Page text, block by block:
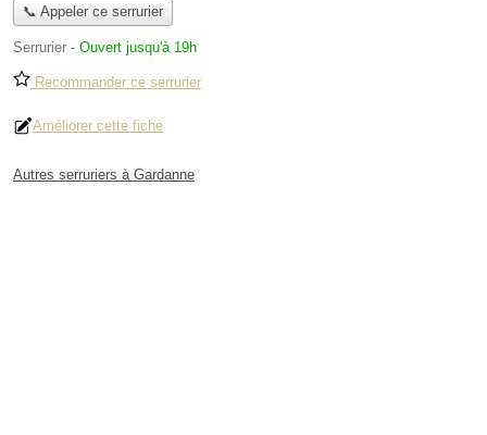
📞 Appeler ce serrurier
Serrurier - Ouvert jusqu'à 19h
Recommander ce serrurier
Améliorer cette fiche
Autres serruriers à Gardanne